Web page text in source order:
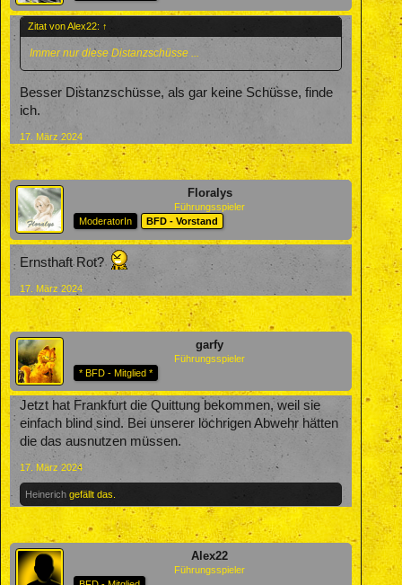
Zitat von Alex22: ↑
Immer nur diese Distanzschüsse ...
Besser Distanzschüsse, als gar keine Schüsse, finde
ich.
17. März 2024
Floralys
Führungsspieler
ModeratorIn
BFD - Vorstand
Ernsthaft Rot?
17. März 2024
garfy
Führungsspieler
* BFD - Mitglied *
Jetzt hat Frankfurt die Quittung bekommen, weil sie
einfach blind sind. Bei unserer löchrigen Abwehr hätten
die das ausnutzen müssen.
17. März 2024
Heinerich gefällt das.
Alex22
Führungsspieler